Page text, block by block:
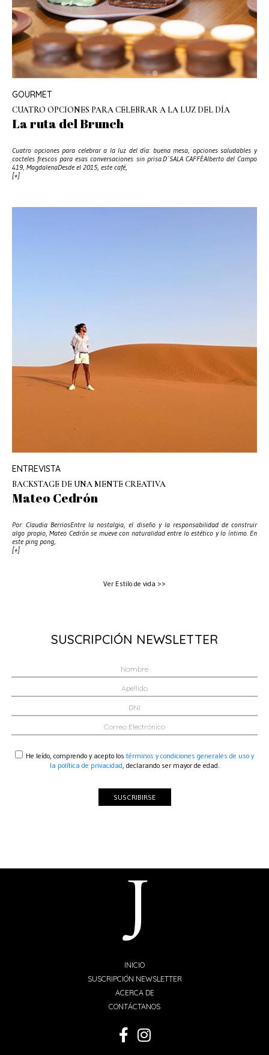
GOURMET
CUATRO OPCIONES PARA CELEBRAR A LA LUZ DEL DÍA
La ruta del Brunch
Cuatro opciones para celebrar a la luz del día: buena mesa, opciones saludables y
cocteles frescos para esas conversaciones sin prisa.D´SALA CAFFÉAlberto del Campo
419, MagdalenaDesde el 2015, este café,
[+]
ENTREVISTA
BACKSTAGE DE UNA MENTE CREATIVA
Mateo Cedrón
Por: Claudia BerriosEntre la nostalgia, el diseño y la responsabilidad de construir
algo propio, Mateo Cedrón se mueve con naturalidad entre lo estético y lo íntimo. En
este ping pong,
[+]
Ver Estilo de vida >>
SUSCRIPCIÓN NEWSLETTER
He leído, comprendo y acepto los términos y condiciones generales de uso y
la política de privacidad, declarando ser mayor de edad.
SUSCRIBIRSE
INICIO
SUSCRIPCIÓN NEWSLETTER
ACERCA DE
CONTÁCTANOS